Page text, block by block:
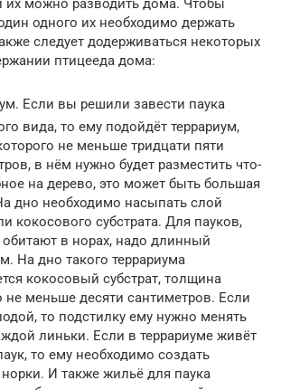
их можно разводить дома. Чтобы
одного их необходимо держать
следует додерживаться некоторых
птицееда дома:
Если вы решили завести паука
вида, то ему подойдёт террариум,
не меньше тридцати пяти
в нём нужно будет разместить что-
на дерево, это может быть большая
дно необходимо насыпать слой
кокосового субстрата. Для пауков,
в норах, надо длинный
На дно такого террариума
кокосовый субстрат, толщина
не меньше десяти сантиметров. Если
то подстилку ему нужно менять
линьки. Если в террариуме живёт
то ему необходимо создать
И также жильё для паука